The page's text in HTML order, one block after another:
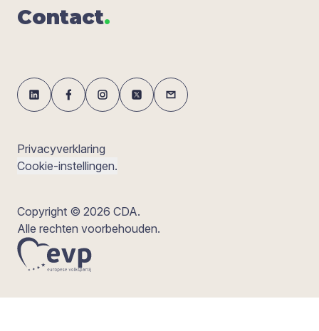
Con­tact.
Privacyverklaring
Cookie-instellingen.
Copyright © 2026 CDA.
Alle rechten voorbehouden.